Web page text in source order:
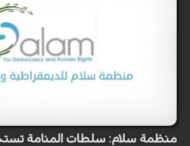
منظمة سلام: سلطات المنامة